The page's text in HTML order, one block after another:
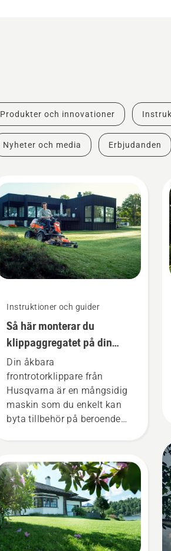
Produkter och innovationer
Nyheter och media Erbjudanden
Instruktioner och guider
Så här monterar du
klippaggregatet på din
åkbara frontrotorklippare
från Husqvarna
Din åkbara
frontrotorklippare från
Husqvarna är en mångsidig
maskin som du enkelt kan
byta tillbehör på beroende
montera klippaggregatet
eller tillbehöret på
gräsklipparen och det tar
bara några minuter.
Varning! Använd
skyddsglasögon vid
montering av